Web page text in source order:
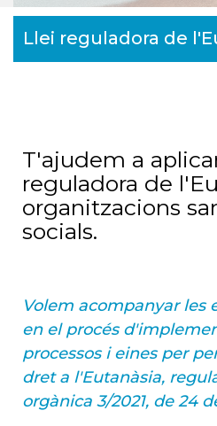
Llei reguladora de
T'ajudem a
reguladora de
organitzacions
socials.
Volem acompanyar les
en el procés
processos i eines per
dret a l'Eutanàsia,
orgànica 3/2021, de 24